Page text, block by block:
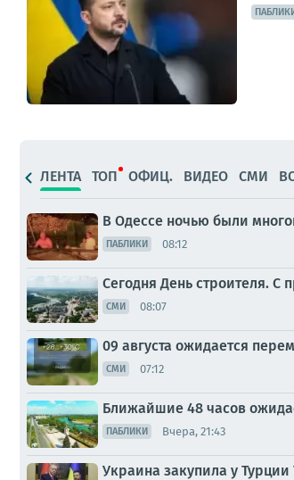
ЛЕНТА ТОП ОФИЦ. ВИДЕО СМИ
В Одессе ночью были
ПАБЛИКИ 08:12
Сегодня День строителя. С
СМИ 08:07
09 августа ожидается
СМИ 07:12
Ближайшие 48 часов
ПАБЛИКИ Вчера, 21:43
Украина закупила у Турции